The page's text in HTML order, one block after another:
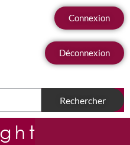
Connexion
Déconnexion